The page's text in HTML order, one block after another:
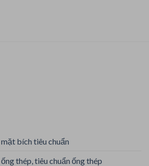
bích tiêu chuẩn
thép, tiêu chuẩn ống thép